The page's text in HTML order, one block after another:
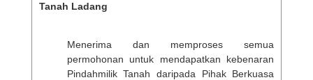
Tanah Ladang
Menerima dan memproses semua
permohonan untuk mendapatkan kebenaran
Pindahmilik Tanah daripada Pihak Berkuasa